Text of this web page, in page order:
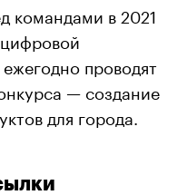
командами в 2021
проводят
— создание
для города.